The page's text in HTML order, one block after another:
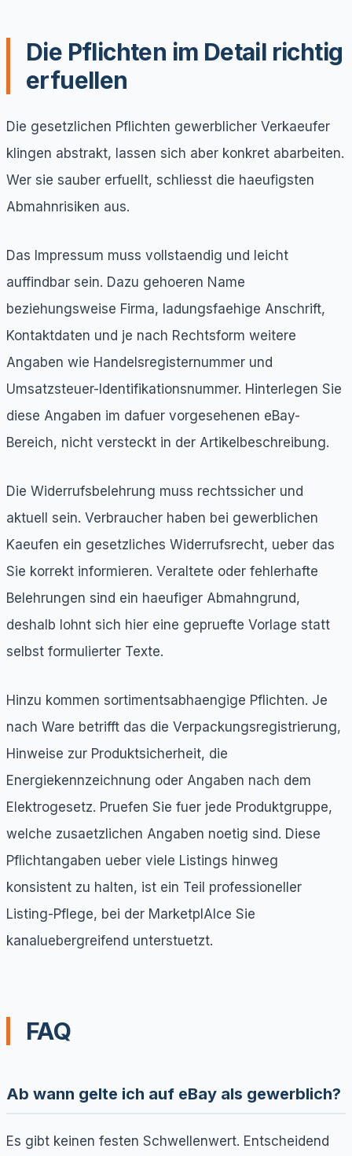
Die Pflichten im Detail richtig
erfuellen
Die gesetzlichen Pflichten gewerblicher Verkaeufer
klingen abstrakt, lassen sich aber konkret abarbeiten.
Wer sie sauber erfuellt, schliesst die haeufigsten
Abmahnrisiken aus.
Das Impressum muss vollstaendig und leicht
auffindbar sein. Dazu gehoeren Name
beziehungsweise Firma, ladungsfaehige Anschrift,
Kontaktdaten und je nach Rechtsform weitere
Angaben wie Handelsregisternummer und
Umsatzsteuer-Identifikationsnummer. Hinterlegen Sie
diese Angaben im dafuer vorgesehenen eBay-
Bereich, nicht versteckt in der Artikelbeschreibung.
Die Widerrufsbelehrung muss rechtssicher und
aktuell sein. Verbraucher haben bei gewerblichen
Kaeufen ein gesetzliches Widerrufsrecht, ueber das
Sie korrekt informieren. Veraltete oder fehlerhafte
Belehrungen sind ein haeufiger Abmahngrund,
deshalb lohnt sich hier eine gepruefte Vorlage statt
selbst formulierter Texte.
Hinzu kommen sortimentsabhaengige Pflichten. Je
nach Ware betrifft das die Verpackungsregistrierung,
Hinweise zur Produktsicherheit, die
Energiekennzeichnung oder Angaben nach dem
Elektrogesetz. Pruefen Sie fuer jede Produktgruppe,
welche zusaetzlichen Angaben noetig sind. Diese
Pflichtangaben ueber viele Listings hinweg
konsistent zu halten, ist ein Teil professioneller
Listing-Pflege, bei der MarketplAIce Sie
kanaluebergreifend unterstuetzt.
FAQ
Ab wann gelte ich auf eBay als gewerblich?
Es gibt keinen festen Schwellenwert. Entscheidend